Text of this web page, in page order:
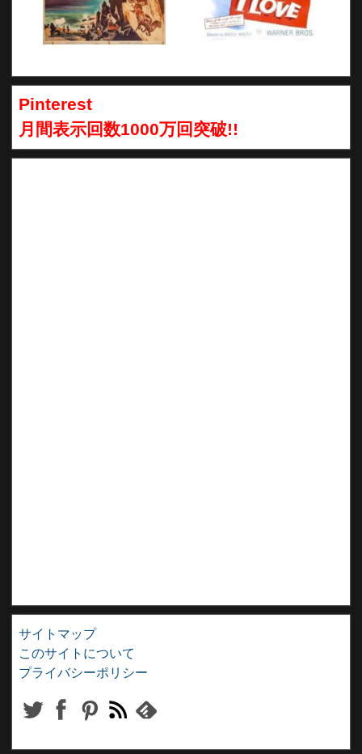
Pinterest
月間表示回数1000万回突破!!
サイトマップ
このサイトについて
プライバシーポリシー